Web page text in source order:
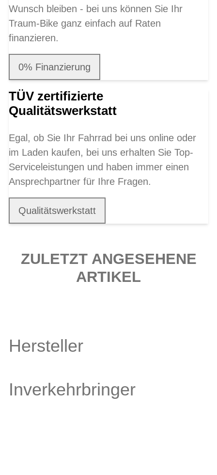
Wunsch bleiben - bei uns können Sie Ihr
Traum-Bike ganz einfach auf Raten
finanzieren.
0% Finanzierung
TÜV zertifizierte
Qualitätswerkstatt
Egal, ob Sie Ihr Fahrrad bei uns online oder
im Laden kaufen, bei uns erhalten Sie Top-
Serviceleistungen und haben immer einen
Ansprechpartner für Ihre Fragen.
Qualitätswerkstatt
ZULETZT ANGESEHENE
ARTIKEL
Hersteller
Inverkehrbringer